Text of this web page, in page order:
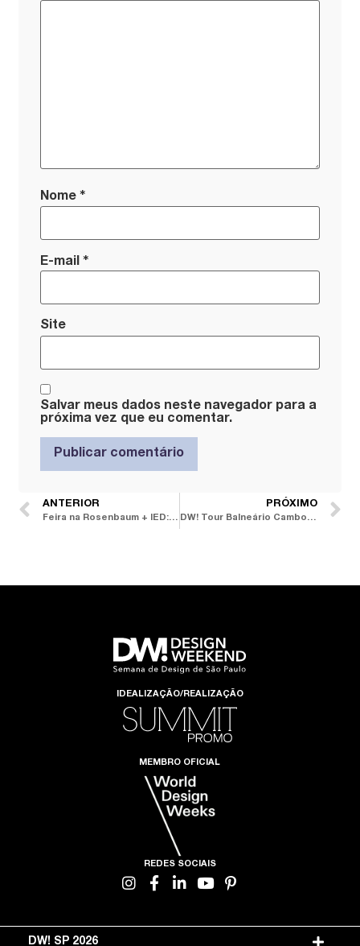
Nome*
E-mail*
Site
Salvar meus dados neste navegador para a
próxima vez que eu comentar.
ANTERIOR
Feira na Rosenbaum + IED: evento em São Paulo valoriza design no coletivo e mentes criativas
PRÓXIMO
DW! Tour Balneário Camboriú: edição 2024 acontece em agosto no Casahall Design District
IDEALIZAÇÃO/REALIZAÇÃO
MEMBRO OFICIAL
REDES SOCIAIS
DW! SP 2026